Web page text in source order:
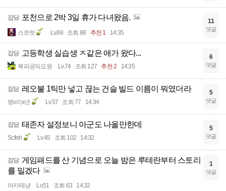
잡담 포천으로 2박 3일 휴가 다녀왔음.
스트릿 Lv.88 조회 88 추천 1 14:35
11
댓글
잡담 고등학생 실습생 ㅈ같은 애가 왔다...
북파공익요원 Lv.74 조회 127 추천 2 14:35
6
댓글
잡담 레오불 1틱만 넣고 끊는 건슬 빌드 이름이 뭐였더라
병x미x년 Lv.57 조회 77 14:34
5
댓글
잡담 태존자 설정보니 아군도 나올만한데
Scfish Lv.45 조회 102 14:32
5
댓글
잡담 게임패드를 산 기념으로 오늘 밤은 루테란부터 스토리
를 밀겠다
아카테냥 Lv.51 조회 63 14:32
1
댓글